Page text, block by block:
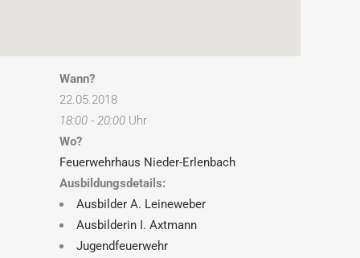
Wann?
22.05.2018
18:00 - 20:00 Uhr
Wo?
Feuerwehrhaus Nieder-Erlenbach
Ausbildungsdetails:
Ausbilder A. Leineweber
Ausbilderin I. Axtmann
Jugendfeuerwehr